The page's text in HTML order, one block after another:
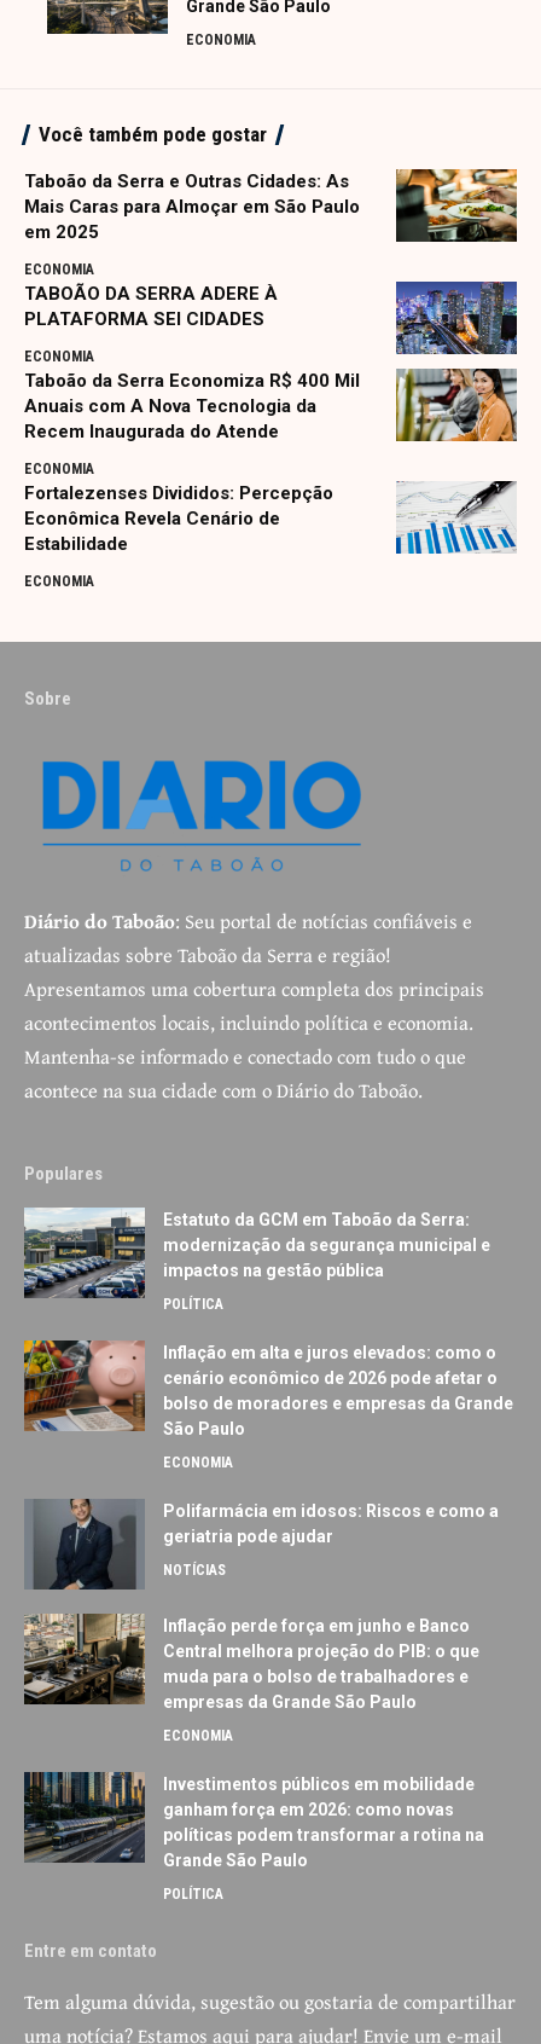
Grande São Paulo
ECONOMIA
Você também pode gostar
Taboão da Serra e Outras Cidades: As
Mais Caras para Almoçar em São Paulo
em 2025
ECONOMIA
TABOÃO DA SERRA ADERE À
PLATAFORMA SEI CIDADES
ECONOMIA
Taboão da Serra Economiza R$ 400 Mil
Anuais com A Nova Tecnologia da
Recem Inaugurada do Atende
ECONOMIA
Fortalezenses Divididos: Percepção
Econômica Revela Cenário de
Estabilidade
ECONOMIA
Sobre
Diário do Taboão: Seu portal de notícias confiáveis e
atualizadas sobre Taboão da Serra e região!
Apresentamos uma cobertura completa dos principais
acontecimentos locais, incluindo política e economia.
Mantenha-se informado e conectado com tudo o que
acontece na sua cidade com o Diário do Taboão.
Populares
Estatuto da GCM em Taboão da Serra:
modernização da segurança municipal e
impactos na gestão pública
POLÍTICA
Inflação em alta e juros elevados: como o
cenário econômico de 2026 pode afetar o
bolso de moradores e empresas da Grande
São Paulo
ECONOMIA
Polifarmácia em idosos: Riscos e como a
geriatria pode ajudar
NOTÍCIAS
Inflação perde força em junho e Banco
Central melhora projeção do PIB: o que
muda para o bolso de trabalhadores e
empresas da Grande São Paulo
ECONOMIA
Investimentos públicos em mobilidade
ganham força em 2026: como novas
políticas podem transformar a rotina na
Grande São Paulo
POLÍTICA
Entre em contato
Tem alguma dúvida, sugestão ou gostaria de compartilhar
uma notícia? Estamos aqui para ajudar! Envie um e-mail